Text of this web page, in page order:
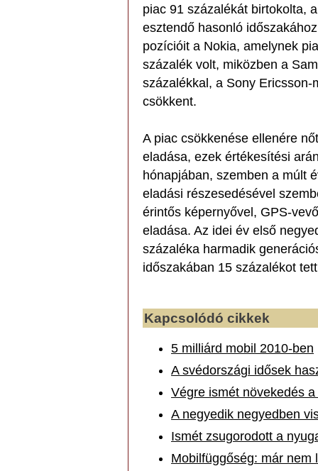
piac 91 százalékát birtokolta,
esztendő hasonló
pozícióit a Nokia, amelynek
százalék volt, miközben a
százalékkal, a Sony
csökkent.
A piac csökkenése ellenére
eladása, ezek értékesítési
hónapjában, szemben a múlt
eladási részesedésével
érintős képernyővel, GPS-
eladása. Az idei év első
százaléka harmadik
időszakában 15 százalékot
Kapcsolódó cikkek
5 milliárd mobil 2010-ben
A svédországi idősek
Végre ismét növekedés
A negyedik negyedben
Ismét zsugorodott a
Mobilfüggőség: már nem